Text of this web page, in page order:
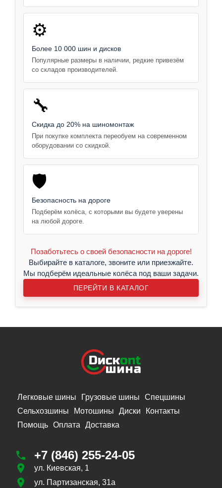
⚙️
Более 10 000 шин и дисков
Популярные размеры в наличии, редкие привезём
со складов производителей.
🔧
Скидка до 20% на шиномонтаж
При покупке комплекта переобуем на современном
оборудовании со скидкой.
🛡️
Безопасность на дороге
Подберём колёса, с которыми вы будете уверены
на любой дороге.
Позаботьтесь о своей безопасности на дороге!
Выбирайте в каталоге, звоните или приезжайте.
Мы подберём идеальные колёса под ваши задачи.
ПЕРЕЙТИ В КАТАЛОГ
Легковые шины Грузовые шины
Спецшины
Сельхозшины
Мотошины Диски
Контакты
Помощь Оплата Доставка
+7 (846) 255-24-05
ул. Киевская, 1
ул. Партизанская, 31а